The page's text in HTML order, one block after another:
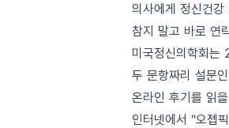
의사에게 정신건
참지 말고 바로 연
미국정신의학회
두 문항짜리 설문
온라인 후기를 읽
인터넷에서 "오젭